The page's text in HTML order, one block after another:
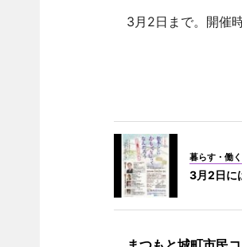
3月2日まで。開催
暮らす・働く
3月2日に